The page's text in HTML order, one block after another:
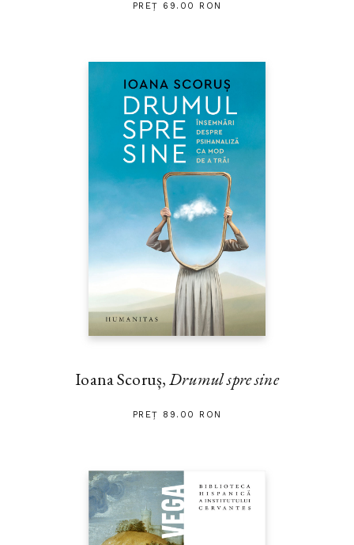
PREȚ 69.00 RON
Ioana Scoruș,Drumul spre sine
PREȚ 89.00 RON